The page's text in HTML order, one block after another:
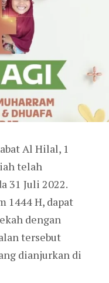
Al Hilal, 1
telah
31 Juli 2022.
1444 H, dapat
dengan
tersebut
dianjurkan di